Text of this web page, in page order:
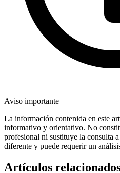
Aviso importante
La información contenida en este
informativo y orientativo. No
profesional ni sustituye la consulta
diferente y puede requerir un
Artículos